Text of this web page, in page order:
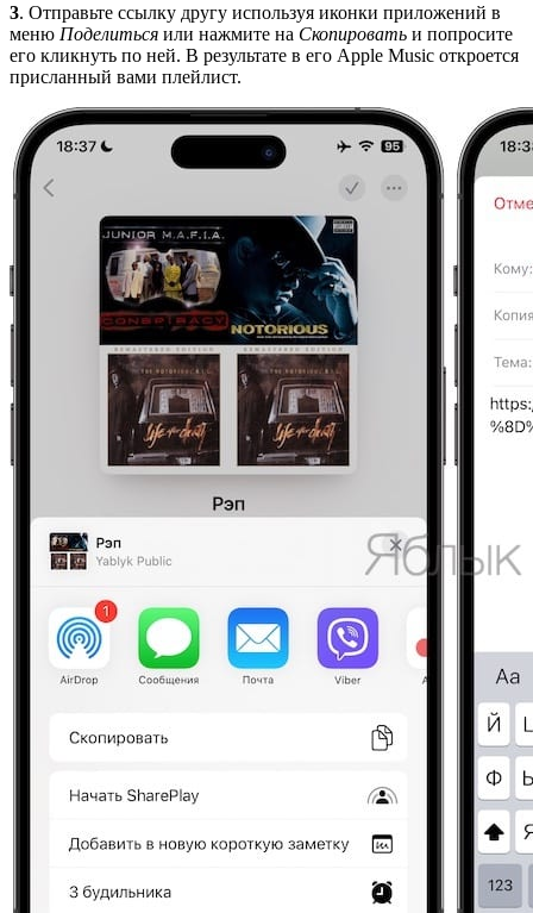
3. Отправьте ссылку другу используя иконки приложений в
меню Поделиться или нажмите на Скопировать и попросите
его кликнуть по ней. В результате в его Apple Music откроется
присланный вами плейлист.